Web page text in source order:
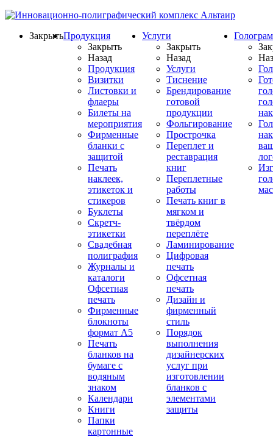
ЗакрытьПродукция
Закрыть
Назад
Продукция
Визитки
Листовки и
флаеры
Билеты на
мероприятия
Фирменные
бланки с
защитой
Печать
наклеек,
этикеток и
стикеров
Буклеты
Скретч-
этикетки
Свадебная
полиграфия
Журналы и
каталоги
Офсетная
печать
Фирменные
блокноты
формат А5
Печать
бланков на
бумаге с
водяным
знаком
Календари
Книги
Папки
картонные
Услуги
Закрыть
Назад
Услуги
Тиснение
Брендирование
готовой
продукции
Фольгирование
Прострочка
Переплет и
реставрация
книг
Переплетные
работы
Печать книг в
мягком и
твёрдом
переплёте
Ламинирование
Цифровая
печать
Офсетная
печать
Дизайн и
фирменный
стиль
Порядок
выполнения
дизайнерских
услуг при
изготовлении
бланков с
элементами
защиты